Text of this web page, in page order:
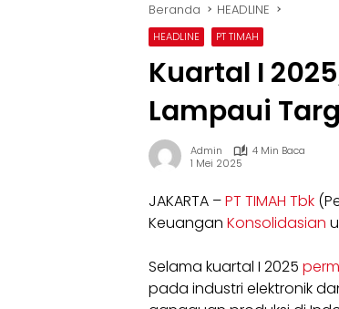
Beranda HEADLINE
HEADLINE PT TIMAH
Kuartal I
Lampaui
Admin
4 Min Baca
1 Mei 2025
JAKARTA –PT TIMAH Tbk
Keuangan Konsolidasian
Selama kuartal I 2025
pada industri elektronik